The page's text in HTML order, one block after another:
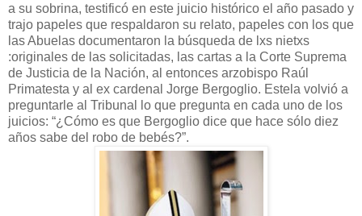
a su sobrina, testificó en este juicio histórico el año pasado y
trajo papeles que respaldaron su relato, papeles con los que
las Abuelas documentaron la búsqueda de lxs nietxs
:originales de las solicitadas, las cartas a la Corte Suprema
de Justicia de la Nación, al entonces arzobispo Raúl
Primatesta y al ex cardenal Jorge Bergoglio. Estela volvió a
preguntarle al Tribunal lo que pregunta en cada uno de los
juicios: “¿Cómo es que Bergoglio dice que hace sólo diez
años sabe del robo de bebés?”.